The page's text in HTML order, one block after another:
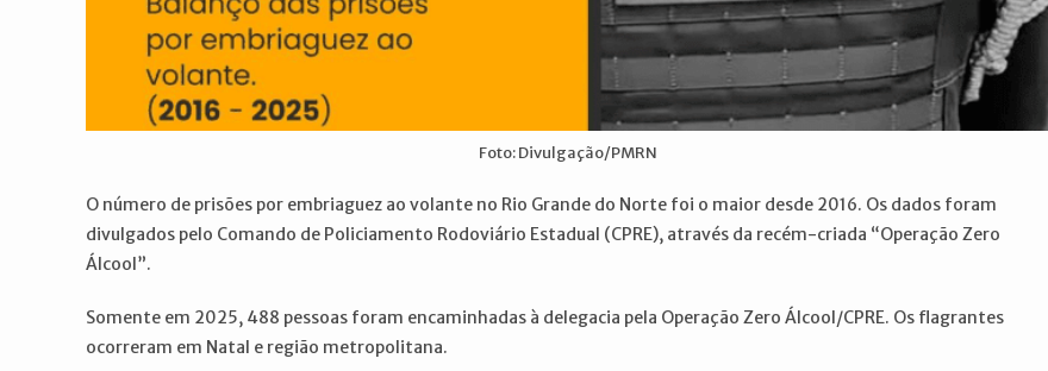
Foto: Divulgação/PMRN
O número de prisões por embriaguez ao volante no Rio Grande do Norte foi o maior desde 2016. Os dados foram
divulgados pelo Comando de Policiamento Rodoviário Estadual (CPRE), através da recém-criada “Operação Zero
Álcool”.
Somente em 2025, 488 pessoas foram encaminhadas à delegacia pela Operação Zero Álcool/CPRE. Os flagrantes
ocorreram em Natal e região metropolitana.